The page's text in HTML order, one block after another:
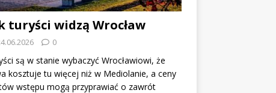
turyści widzą Wrocław
0
są w stanie wybaczyć Wrocławiowi, że
kosztuje tu więcej niż w Mediolanie, a ceny
wstępu mogą przyprawiać o zawrót